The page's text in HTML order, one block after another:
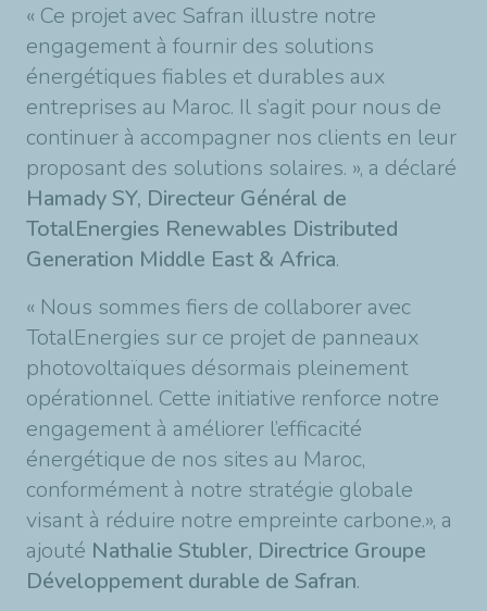
« Ce projet avec Safran illustre notre
engagement à fournir des solutions
énergétiques fiables et durables aux
entreprises au Maroc. Il s’agit pour nous de
continuer à accompagner nos clients en leur
proposant des solutions solaires. », a déclaré
Hamady SY, Directeur Général de
TotalEnergies Renewables Distributed
Generation Middle East & Africa.
« Nous sommes fiers de collaborer avec
TotalEnergies sur ce projet de panneaux
photovoltaïques désormais pleinement
opérationnel. Cette initiative renforce notre
engagement à améliorer l’efficacité
énergétique de nos sites au Maroc,
conformément à notre stratégie globale
visant à réduire notre empreinte carbone.», a
ajouté Nathalie Stubler, Directrice Groupe
Développement durable de Safran.